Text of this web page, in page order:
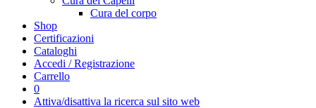
Cura del corpo
Shop
Certificazioni
Cataloghi
Accedi / Registrazione
Carrello
0
Attiva/disattiva la ricerca sul sito web